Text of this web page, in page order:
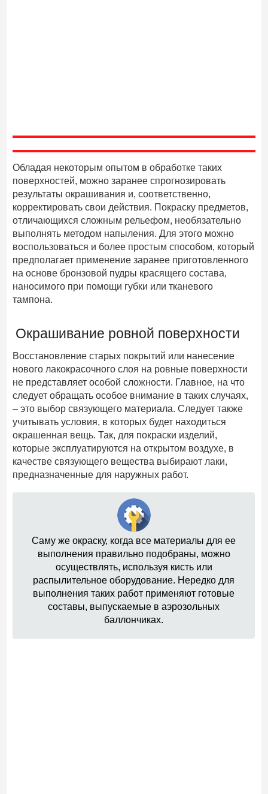
Обладая некоторым опытом в обработке таких
поверхностей, можно заранее спрогнозировать
результаты окрашивания и, соответственно,
корректировать свои действия. Покраску предметов,
отличающихся сложным рельефом, необязательно
выполнять методом напыления. Для этого можно
воспользоваться и более простым способом, который
предполагает применение заранее приготовленного
на основе бронзовой пудры красящего состава,
наносимого при помощи губки или тканевого
тампона.
Окрашивание ровной поверхности
Восстановление старых покрытий или нанесение
нового лакокрасочного слоя на ровные поверхности
не представляет особой сложности. Главное, на что
следует обращать особое внимание в таких случаях,
– это выбор связующего материала. Следует также
учитывать условия, в которых будет находиться
окрашенная вещь. Так, для покраски изделий,
которые эксплуатируются на открытом воздухе, в
качестве связующего вещества выбирают лаки,
предназначенные для наружных работ.
Саму же окраску, когда все материалы для ее
выполнения правильно подобраны, можно
осуществлять, используя кисть или
распылительное оборудование. Нередко для
выполнения таких работ применяют готовые
составы, выпускаемые в аэрозольных
баллончиках.